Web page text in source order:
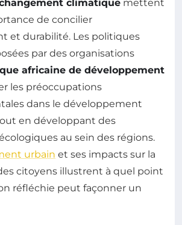
climatique mettent
de concilier
et durabilité. Les politiques
par des organisations
africaine de développement
les préoccupations
dans le développement
en développant des
au sein des régions.
urbain et ses impacts sur la
citoyens illustrent à quel point
réfléchie peut façonner un